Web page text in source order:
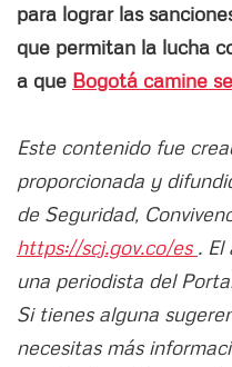
para lograr las
que permitan la lucha
a que Bogotá camine
Este contenido fue
proporcionada y
de Seguridad,
https://scj.gov.co/es . El
una periodista del
Si tienes alguna
necesitas más